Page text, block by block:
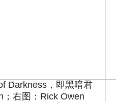
Darkness，即黑暗君
；右图：Rick Owen